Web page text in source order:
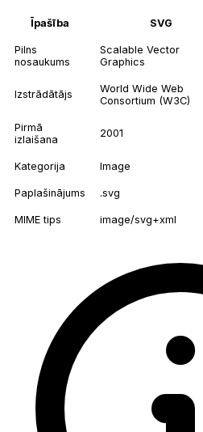
Īpašība SVG
Pilns
nosaukums
Scalable Vector
Graphics
Izstrādātājs
World Wide Web
Consortium (W3C)
Pirmā
izlaišana
2001
Kategorija Image
Paplašinājums .svg
MIME tips image/svg+xml